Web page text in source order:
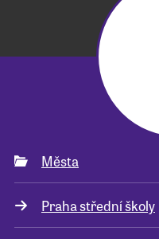
Pro školy
Příběhy našich sousedů
Města
Praha střední školy